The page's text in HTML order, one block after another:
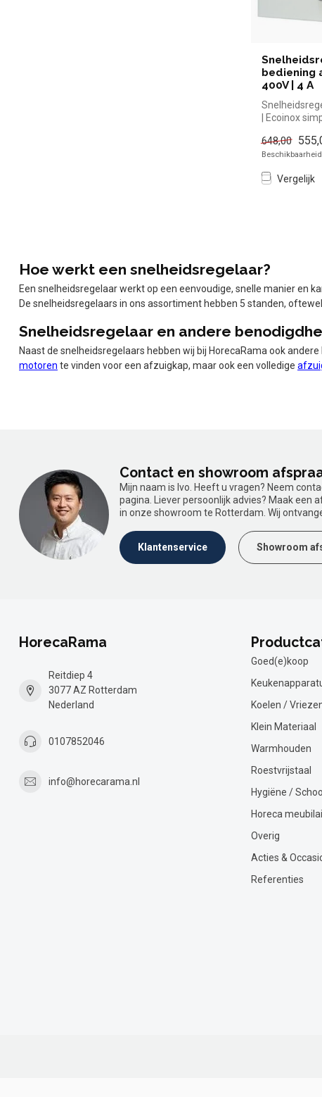
bediening
400V | 4 A
| Ecoinox
648,00
Beschikbaarheid
Vergelijk
Hoe werkt een snelheidsregelaar?
Een snelheidsregelaar werkt op een eenvoudige, snelle manier en
De snelheidsregelaars in ons assortiment hebben 5 standen,
Snelheidsregelaar en andere
Naast de snelheidsregelaars hebben wij bij HorecaRama ook
motoren te vinden voor een afzuigkap, maar ook een volledige
Contact en showroom
Mijn naam is Ivo. Heeft u vragen? Neem
pagina. Liever persoonlijk advies? Maak een
in onze showroom te Rotterdam. Wij
Klantenservice Showroom
HorecaRama
Reitdiep 4
3077 AZ Rotterdam
Nederland
0107852046
info@horecarama.nl
Goed(e)koop
Koelen /
Klein Materiaal
Warmhouden
Roestvrijstaal
Hygiëne /
Horeca
Overig
Acties &
Referenties